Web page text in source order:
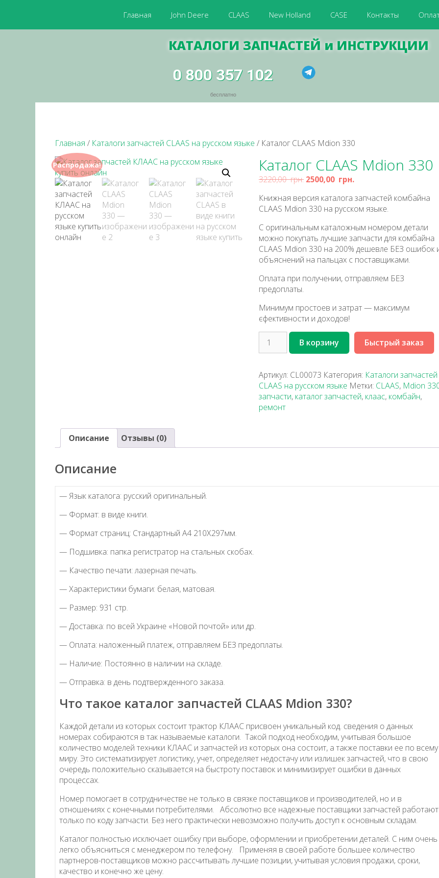
Главная John Deere CLAAS New Holland CASE Контакты
КАТАЛОГИ ЗАПЧАСТЕЙ и ИНСТРУКЦИИ
0 800 357 102
бесплатно
Главная / Каталоги запчастей CLAAS на русском языке / Каталог CLAAS Mdion 330
Распродажа! Каталог CLAAS Mdion 330
3220,00грн. 2500,00 грн.
Книжная версия каталога запчастей комбайна
CLAAS Mdion 330 на русском языке.
С оригинальным каталожным номером детали
можно покупать лучшие запчасти для комбайна
CLAAS Mdion 330 на 200% дешевле БЕЗ ошибок
объяснений на пальцах с поставщиками.
Оплата при получении, отправляем БЕЗ
предоплаты.
Минимум простоев и затрат — максимум
єфективности и доходов!
В корзину Быстрый заказ
Артикул: CL00073 Категория: Каталоги запчастей
CLAAS на русском языке Метки: CLAAS, Mdion
запчасти, каталог запчастей, клаас, комбайн,
ремонт
Описание Отзывы (0)
Описание
— Язык каталога: русский оригинальный.
— Формат: в виде книги.
— Формат страниц: Стандартный А4 210Х297мм.
— Подшивка: папка регистратор на стальных скобах.
— Качество печати: лазерная печать.
— Характеристики бумаги: белая, матовая.
— Размер: 931 стр.
— Доставка: по всей Украине «Новой почтой» или др.
— Оплата: наложенный платеж, отправляем БЕЗ предоплаты.
— Наличие: Постоянно в наличии на складе.
— Отправка: в день подтвержденного заказа.
Что такое каталог запчастей CLAAS Mdion 330?
Каждой детали из которых состоит трактор КЛААС присвоен уникальный код. сведения о данных
номерах собираются в так называемые каталоги. Такой подход необходим, учитывая большое
количество моделей техники КЛААС и запчастей из которых она состоит, а также поставки ее по всему
миру. Это систематизирует логистику, учет, определяет недостачу или излишек запчастей, что в свою
очередь положительно сказывается на быстроту поставок и минимизирует ошибки в данных
процессах.
Номер помогает в сотрудничестве не только в связке поставщиков и производителей, но и в
отношениях с конечными потребителями. Абсолютно все надежные поставщики запчастей работают
только по коду запчасти. Без него практически невозможно получить доступ к основным складам.
Каталог полностью исключает ошибку при выборе, оформлении и приобретении деталей. С ним очень
легко объясниться с менеджером по телефону. Применяя в своей работе большее количество
партнеров-поставщиков можно рассчитывать лучшие позиции, учитывая условия продажи, сроки,
качество и конечно же цену.